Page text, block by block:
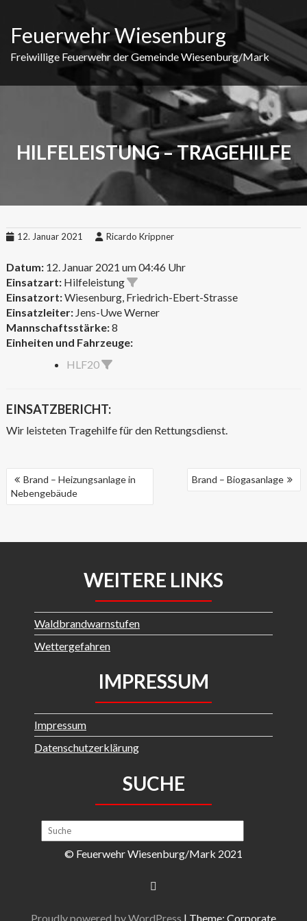
content
Feuerwehr Wiesenburg
Freiwillige Feuerwehr der Gemeinde Wiesenburg/Mark
HILFELEISTUNG – TRAGEHILFE
12. Januar 2021 Ricardo Krippner
Datum:12. Januar 2021 um 04:46 Uhr
Einsatzart:Hilfeleistung
Einsatzort:Wiesenburg, Friedrich-Ebert-Strasse
Einsatzleiter:Jens-Uwe Werner
Mannschaftsstärke:8
Einheiten und Fahrzeuge:
HLF20
EINSATZBERICHT:
Wir leisteten Tragehilfe für den Rettungsdienst.
BEITRAGSNAVIGATION
Brand – Heizungsanlage in
Nebengebäude
Brand – Biogasanlage
WEITERE LINKS
Waldbrandwarnstufen
Wettergefahren
IMPRESSUM
Impressum
Datenschutzerklärung
SUCHE
© Feuerwehr Wiesenburg/Mark 2021
Proudly powered by WordPress | Theme: Corporate